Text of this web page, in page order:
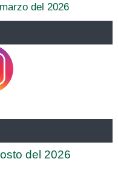
del 2026
del 2026